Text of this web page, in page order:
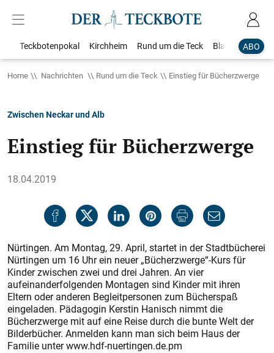
ABO
Teckbotenpokal Kirchheim Rund um die Teck Blaulicht
Home Nachrichten Rund um die Teck Einstieg für Bücherzwerge
Zwischen Neckar und Alb
Einstieg für Bücherzwerge
18.04.2019
Nürtingen. Am Montag, 29. April, startet in der Stadtbücherei
Nürtingen um 16 Uhr ein neuer „Bücherzwerge“-Kurs für
Kinder zwischen zwei und drei Jahren. An vier
aufeinanderfolgenden Montagen sind Kinder mit ihren
Eltern oder anderen Begleitpersonen zum Bücherspaß
eingeladen. Pädagogin Kerstin Hanisch nimmt die
Bücherzwerge mit auf eine Reise durch die bunte Welt der
Bilderbücher. Anmelden kann man sich beim Haus der
Familie unter www.hdf-nuertingen.de.pm